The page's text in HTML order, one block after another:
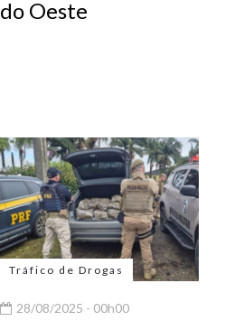
do Oeste
Tráfico de Drogas
28/08/2025 - 00h00